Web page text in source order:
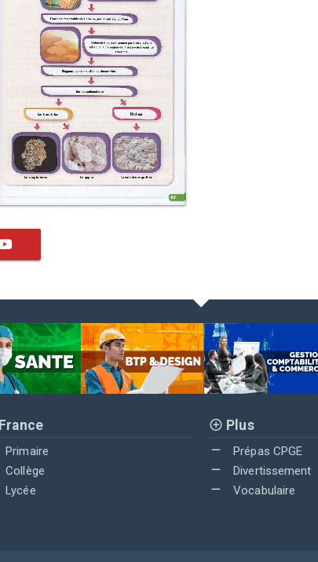
France
Primaire
Collège
Lycée
Plus
Prépas CPGE
Divertissement
Vocabulaire